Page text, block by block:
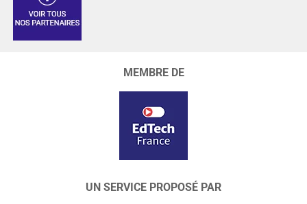
MEMBRE DE
UN SERVICE PROPOSÉ PAR